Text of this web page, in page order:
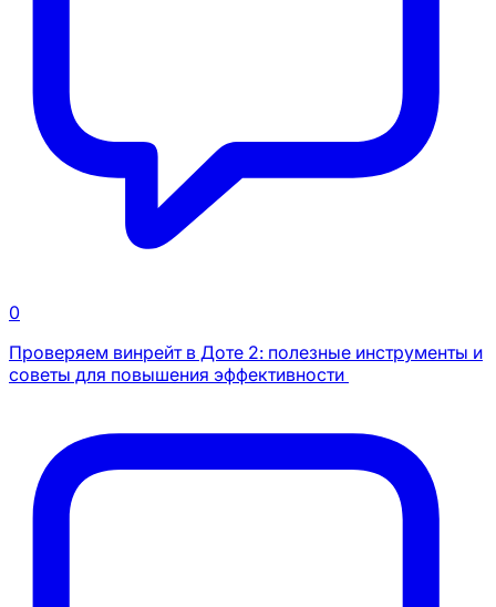
0
Проверяем винрейт в Доте 2: полезные инструменты и
советы для повышения эффективности